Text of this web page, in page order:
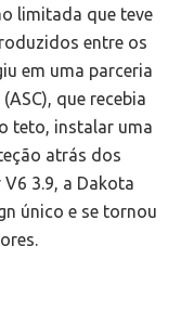
limitada que teve
entre os
em uma parceria
que recebia
teto, instalar uma
atrás dos
3.9, a Dakota
único e se tornou